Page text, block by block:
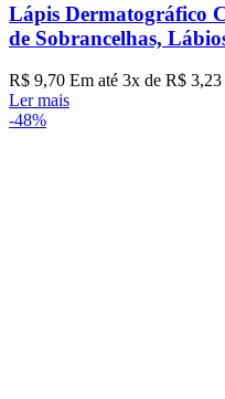
Lápis Dermatográfico
de Sobrancelhas,
R$ 9,70 Em até 3x de R$ 3,23
Ler mais
-48%